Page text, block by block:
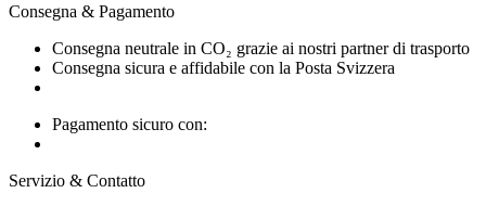
Consegna & Pagamento
Consegna neutrale in CO₂ grazie ai nostri partner di trasporto
Consegna sicura e affidabile con la Posta Svizzera
Pagamento sicuro con:
Servizio & Contatto